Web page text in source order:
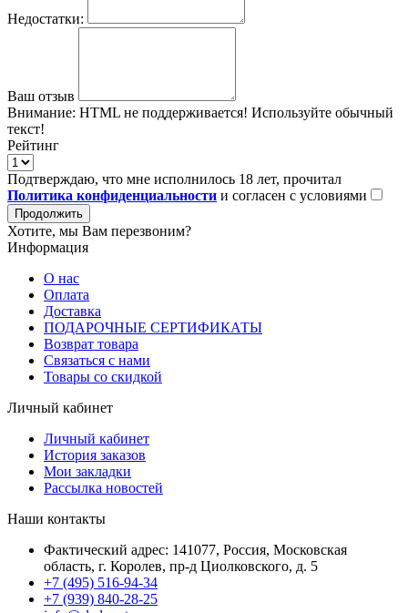
Недостатки:
Ваш отзыв
Внимание: HTML не поддерживается! Используйте обычный
текст!
Рейтинг
Подтверждаю, что мне исполнилось 18 лет, прочитал
Политика конфиденциальности и согласен с условиями
Продолжить
Хотите, мы Вам перезвоним?
Информация
О нас
Оплата
Доставка
ПОДАРОЧНЫЕ СЕРТИФИКАТЫ
Возврат товара
Связаться с нами
Товары со скидкой
Личный кабинет
Личный кабинет
История заказов
Мои закладки
Рассылка новостей
Наши контакты
Фактический адрес: 141077, Россия, Московская
область, г. Королев, пр-д Циолковского, д. 5
+7 (495) 516-94-34
+7 (939) 840-28-25